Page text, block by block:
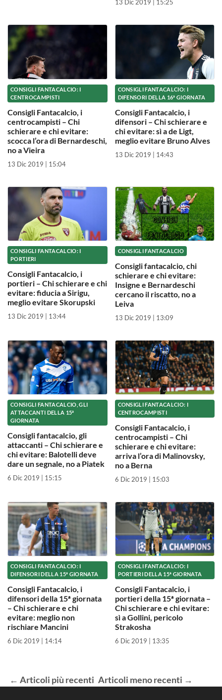
13 Dic 2019 | 15:25
CONSIGLI FANTACALCIO: I
CENTROCAMPISTI
Consigli Fantacalcio, i
centrocampisti – Chi
schierare e chi evitare:
scocca l’ora di Bernardeschi,
no a Vieira
13 Dic 2019 | 15:04
CONSIGLI FANTACALCIO: I
DIFENSORI DELLA 16ª GIORNATA
Consigli Fantacalcio, i
difensori – Chi schierare e
chi evitare: sì a de Ligt,
meglio evitare Bruno Alves
13 Dic 2019 | 14:43
CONSIGLI FANTACALCIO: I
PORTIERI
Consigli Fantacalcio, i
portieri – Chi schierare e chi
evitare: fiducia a Sirigu,
meglio evitare Skorupski
13 Dic 2019 | 13:44
CONSIGLI FANTACALCIO
Consigli fantacalcio, chi
schierare e chi evitare:
Insigne e Bernardeschi
cercano il riscatto, no a
Leiva
13 Dic 2019 | 13:09
CONSIGLI FANTACALCIO, GLI
ATTACCANTI DELLA 15ª
GIORNATA
Consigli fantacalcio, gli
attaccanti – Chi schierare e
chi evitare: Balotelli deve
dare un segnale, no a Piatek
6 Dic 2019 | 15:15
CONSIGLI FANTACALCIO: I
CENTROCAMPISTI
Consigli Fantacalcio, i
centrocampisti – Chi
schierare e chi evitare:
arriva l’ora di Malinovsky,
no a Berna
6 Dic 2019 | 15:03
CONSIGLI FANTACALCIO: I
DIFENSORI DELLA 15ª GIORNATA
Consigli Fantacalcio, i
difensori della 15ª giornata
– Chi schierare e chi
evitare: meglio non
rischiare Mancini
6 Dic 2019 | 14:14
CONSIGLI FANTACALCIO: I
PORTIERI DELLA 15ª GIORNATA
Consigli Fantacalcio, i
portieri della 15ª giornata –
Chi schierare e chi evitare:
sì a Gollini, pericolo
Strakosha
6 Dic 2019 | 13:35
← Articoli più recenti Articoli meno recenti →